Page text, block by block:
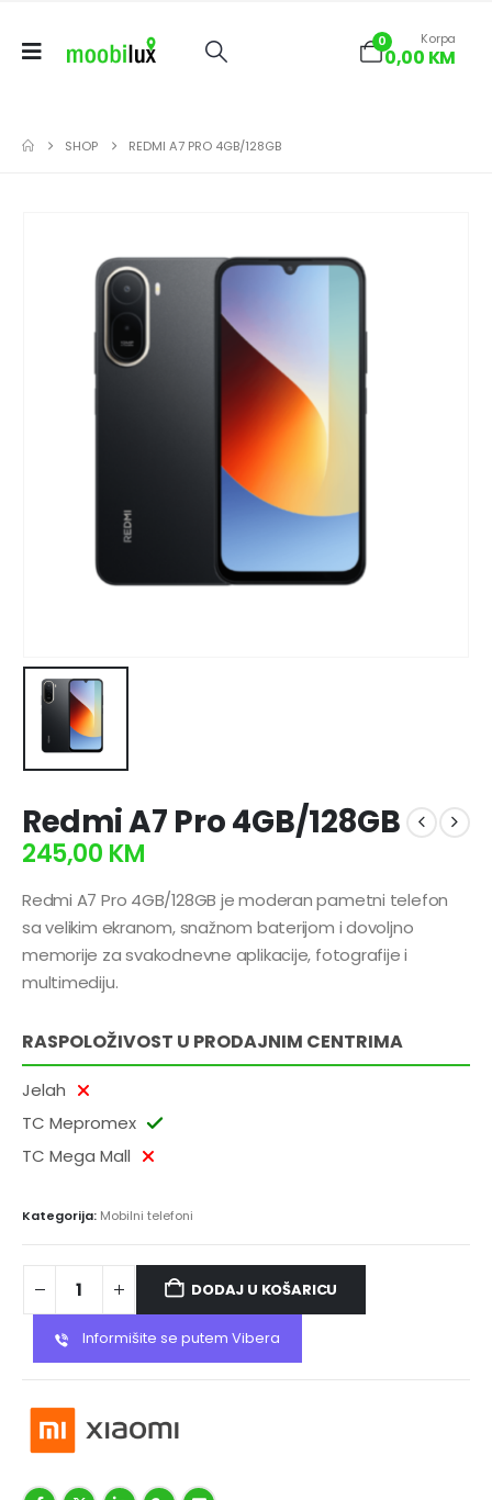
0 Korpa
0,00 KM
SHOP REDMI A7 PRO 4GB/128GB
Redmi A7 Pro 4GB/128GB
245,00 KM
Redmi A7 Pro 4GB/128GB je moderan pametni telefon
sa velikim ekranom, snažnom baterijom i dovoljno
memorije za svakodnevne aplikacije, fotografije i
multimediju.
RASPOLOŽIVOST U PRODAJNIM CENTRIMA
Jelah
TC Mepromex
TC Mega Mall
Kategorija: Mobilni telefoni
DODAJ U KOŠARICU
Informišite se putem Vibera